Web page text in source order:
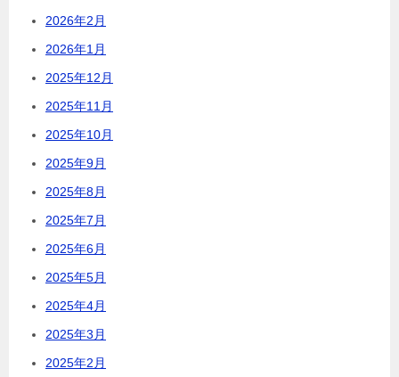
2026年2月
2026年1月
2025年12月
2025年11月
2025年10月
2025年9月
2025年8月
2025年7月
2025年6月
2025年5月
2025年4月
2025年3月
2025年2月